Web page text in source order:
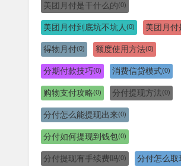
美团月付是干什么的(0)
美团月付到底坑不坑人 (0) 美团月付
得物月付(0) 额度使用方法(0)
分期付款技巧(0) 消费信贷模式(0)
购物支付攻略(0) 分付提现方法(0)
分付怎么能提现出来(0)
分付如何提现到钱包(0)
分付提现有手续费吗(0) 分付怎么取